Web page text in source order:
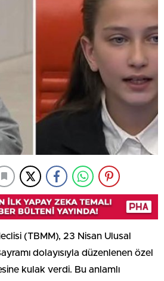
(TBMM), 23 Nisan Ulusal
dolayısıyla düzenlenen özel
kulak verdi. Bu anlamlı